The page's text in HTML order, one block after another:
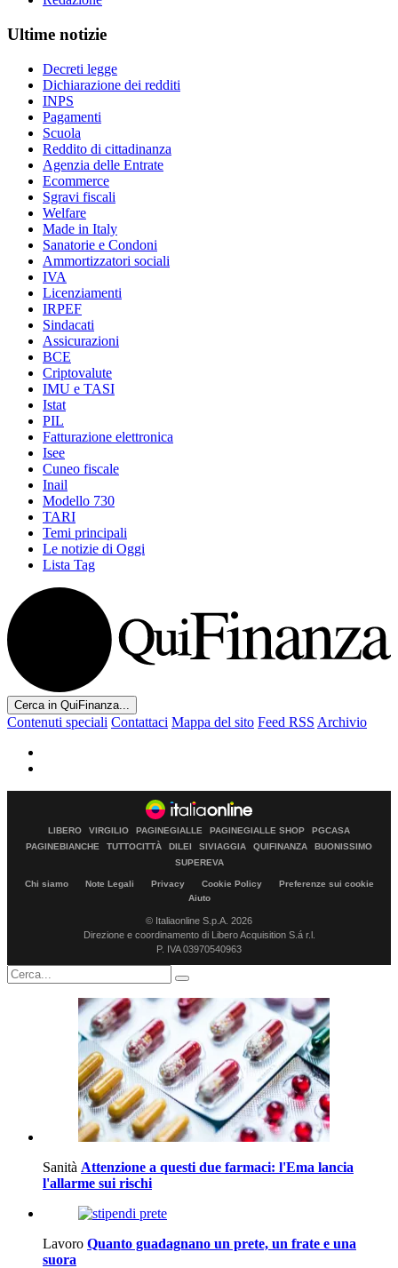
Ultime notizie
Decreti legge
Dichiarazione dei redditi
INPS
Pagamenti
Scuola
Reddito di cittadinanza
Agenzia delle Entrate
Ecommerce
Sgravi fiscali
Welfare
Made in Italy
Sanatorie e Condoni
Ammortizzatori sociali
IVA
Licenziamenti
IRPEF
Sindacati
Assicurazioni
BCE
Criptovalute
IMU e TASI
Istat
PIL
Fatturazione elettronica
Isee
Cuneo fiscale
Inail
Modello 730
TARI
Temi principali
Le notizie di Oggi
Lista Tag
Cerca in QuiFinanza...
Contenuti speciali Contattaci Mappa del sito Feed RSS Archivio
LIBERO VIRGILIO PAGINEGIALLE PAGINEGIALLE SHOP
PGCASA
PAGINEBIANCHE
TUTTOCITTÀ DILEI SIVIAGGIA QUIFINANZA
BUONISSIMO
SUPEREVA
Chi siamo Note Legali Privacy Cookie Policy
Preferenze sui cookie
Aiuto
© Italiaonline S.p.A. 2026
Direzione e coordinamento di Libero Acquisition S.á r.l.
P. IVA 03970540963
Sanità Attenzione a questi due farmaci: l'Ema lancia
l'allarme sui rischi
Lavoro Quanto guadagnano un prete, un frate e una
suora